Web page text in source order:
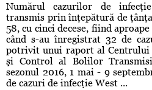
Numărul cazurilor de
transmis prin înţepătură de
58, cu cinci decese, fiind
când s-au înregistrat 32 de
potrivit unui raport al Centrului
şi Control al Bolilor
sezonul 2016, 1 mai - 9
de cazuri de infecţie West ...